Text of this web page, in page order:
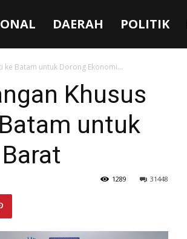
DAERAH POLITIK
ke Batam untuk Dorong Ekonomi...
Khusus
untuk
31448
1289